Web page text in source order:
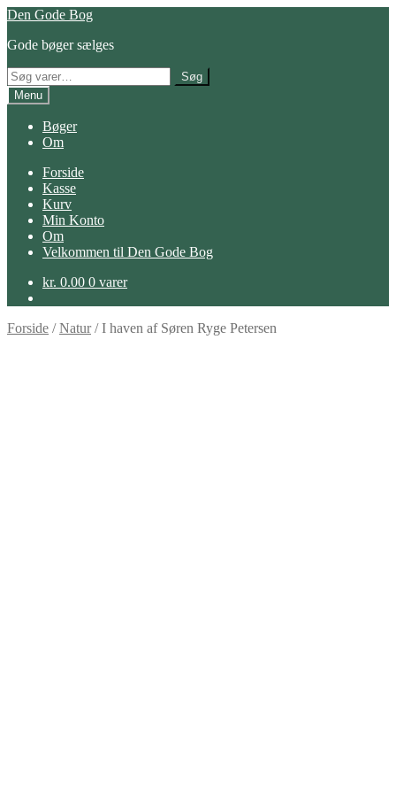
Spring
navigation
Spring
indhold
Den Gode Bog
Gode bøger sælges
Søg
efter:
Søg
Menu
Bøger
Om
Forside
Kasse
Kurv
Min Konto
Om
Velkommen til Den Gode Bog
kr. 0.00 0 varer
Forside /Natur/I haven af Søren Ryge Petersen